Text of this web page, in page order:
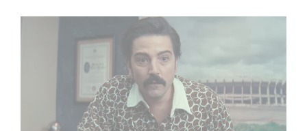
Mexico 86, est à retrouver dès maintenant sur Netflix